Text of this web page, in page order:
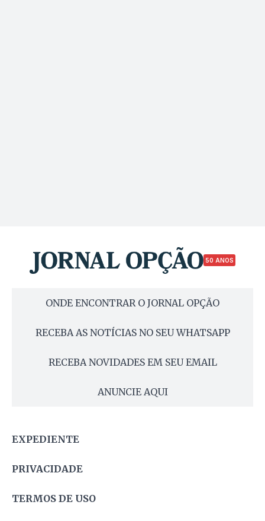
50 ANOS
ONDE ENCONTRAR O JORNAL OPÇÃO
RECEBA AS NOTÍCIAS NO SEU WHATSAPP
RECEBA NOVIDADES EM SEU EMAIL
ANUNCIE AQUI
EXPEDIENTE
PRIVACIDADE
TERMOS DE USO